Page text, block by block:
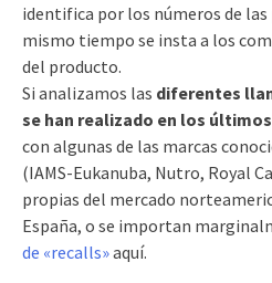
identifica por los números de
mismo tiempo se insta a los
del producto.
Si analizamos las diferentes
se han realizado en los
con algunas de las marcas
(IAMS-Eukanuba, Nutro, Royal
propias del mercado
España, o se importan
de «recalls»aquí.